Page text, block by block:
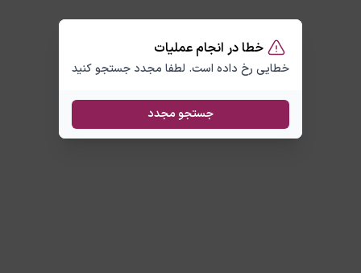
خطا در انجام عملیات
خطایی رخ داده است. لطفا مجدد جستجو کنید
جستجو مجدد